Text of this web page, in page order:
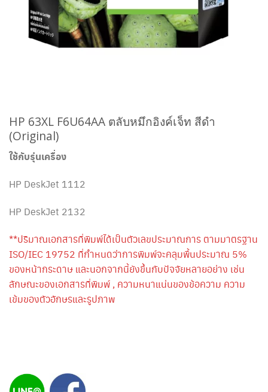
HP 63XL F6U64AA ตลับหมึกอิงค์เจ็ท สีดำ
(Original)
ใช้กับรุ่นเครื่อง
HP DeskJet 1112
HP DeskJet 2132
**ปริมาณเอกสารที่พิมพ์ได้เป็นตัวเลขประมาณการ ตามมาตรฐาน
ISO/IEC 19752 ที่กำหนดว่าการพิมพ์จะคลุมพื้นประมาณ 5%
ของหน้ากระดาษ และนอกจากนี้ยังขึ้นกับปัจจัยหลายอย่าง เช่น
ลักษณะของเอกสารที่พิมพ์ , ความหนาแน่นของข้อความ ความ
เข้มของตัวอักษรและรูปภาพ